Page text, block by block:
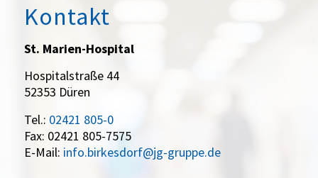
Kontakt
St. Marien-Hospital
Hospitalstraße 44
52353 Düren
Tel.: 02421 805-0
Fax: 02421 805-7575
E-Mail: info.birkesdorf@jg-gruppe.de